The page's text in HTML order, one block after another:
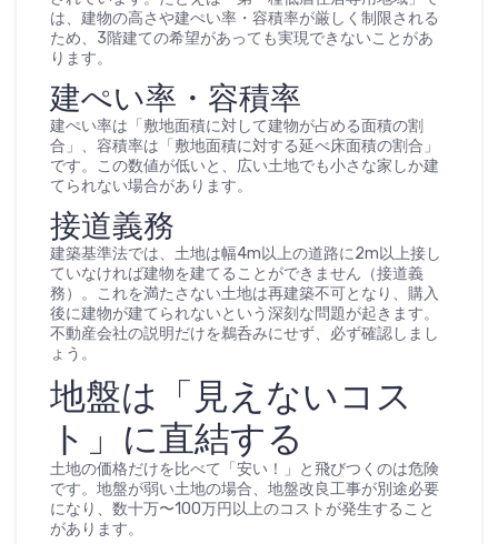
は、建物の高さや建ぺい率・容積率が厳しく制限される
ため、3階建ての希望があっても実現できないことがあ
ります。
建ぺい率・容積率
建ぺい率は「敷地面積に対して建物が占める面積の割
合」、容積率は「敷地面積に対する延べ床面積の割合」
です。この数値が低いと、広い土地でも小さな家しか建
てられない場合があります。
接道義務
建築基準法では、土地は幅4m以上の道路に2m以上接し
ていなければ建物を建てることができません（接道義
務）。これを満たさない土地は再建築不可となり、購入
後に建物が建てられないという深刻な問題が起きます。
不動産会社の説明だけを鵜呑みにせず、必ず確認しまし
ょう。
地盤は「見えないコス
ト」に直結する
土地の価格だけを比べて「安い！」と飛びつくのは危険
です。地盤が弱い土地の場合、地盤改良工事が別途必要
になり、数十万〜100万円以上のコストが発生すること
があります。